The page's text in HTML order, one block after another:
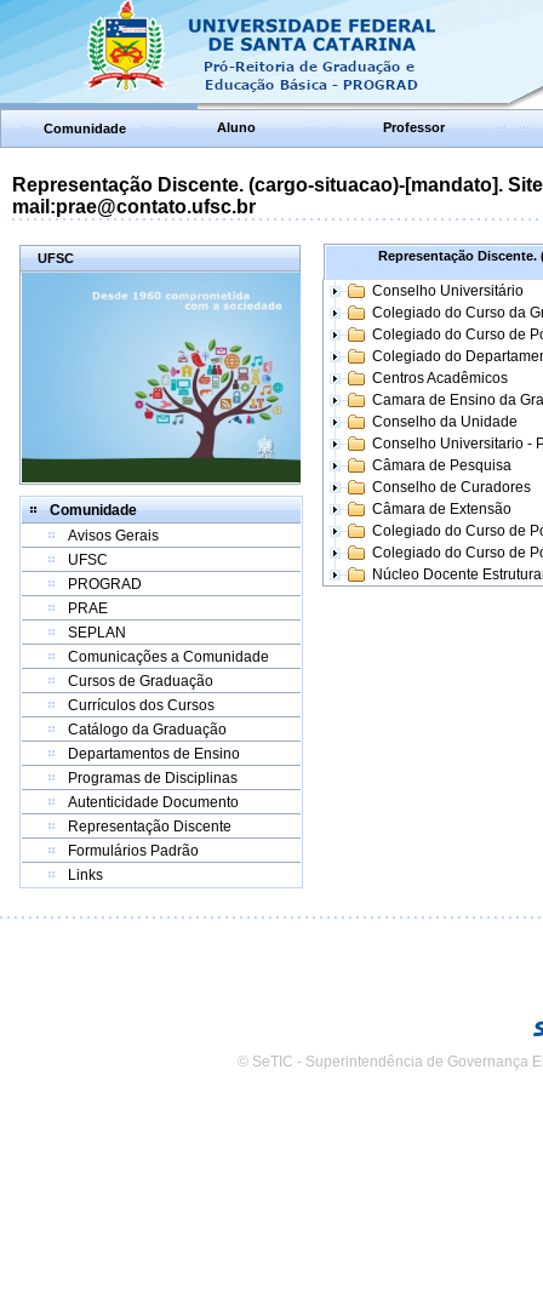
Comunidade Aluno Professor
Representação Discente. (cargo-situacao)-[mandato].
mail:prae@contato.ufsc.br
UFSC
Comunidade
Avisos Gerais
UFSC
PROGRAD
PRAE
SEPLAN
Comunicações a Comunidade
Cursos de Graduação
Currículos dos Cursos
Catálogo da Graduação
Departamentos de Ensino
Programas de Disciplinas
Autenticidade Documento
Representação Discente
Formulários Padrão
Links
Representação Discente.
Conselho Universitário
Colegiado do Curso da
Colegiado do Curso de
Colegiado do
Centros Acadêmicos
Camara de Ensino da
Conselho da Unidade
Conselho Universitario -
Câmara de Pesquisa
Conselho de Curadores
Câmara de Extensão
Colegiado do Curso de
Colegiado do Curso de
Núcleo Docente
© SeTIC - Superintendência de Governança